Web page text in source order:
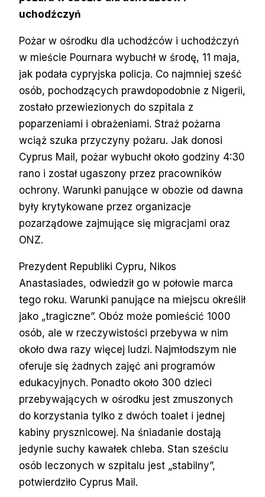
uchodźczyń
Pożar w ośrodku dla uchodźców i uchodźczyń
w mieście Pournara wybuchł w środę, 11 maja,
jak podała cypryjska policja. Co najmniej sześć
osób, pochodzących prawdopodobnie z Nigerii,
zostało przewiezionych do szpitala z
poparzeniami i obrażeniami. Straż pożarna
wciąż szuka przyczyny pożaru. Jak donosi
Cyprus Mail, pożar wybuchł około godziny 4:30
rano i został ugaszony przez pracowników
ochrony. Warunki panujące w obozie od dawna
były krytykowane przez organizacje
pozarządowe zajmujące się migracjami oraz
ONZ.
Prezydent Republiki Cypru, Nikos
Anastasiades, odwiedził go w połowie marca
tego roku. Warunki panujące na miejscu określił
jako „tragiczne”. Obóz może pomieścić 1000
osób, ale w rzeczywistości przebywa w nim
około dwa razy więcej ludzi. Najmłodszym nie
oferuje się żadnych zajęć ani programów
edukacyjnych. Ponadto około 300 dzieci
przebywających w ośrodku jest zmuszonych
do korzystania tylko z dwóch toalet i jednej
kabiny prysznicowej. Na śniadanie dostają
jedynie suchy kawałek chleba. Stan sześciu
osób leczonych w szpitalu jest „stabilny”,
potwierdziło Cyprus Mail.